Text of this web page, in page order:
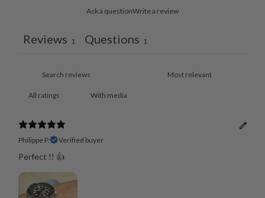
Ask a questionWrite a review
Reviews 1 Questions 1
With media
Philippe P. Verified buyer
Perfect !! 👍